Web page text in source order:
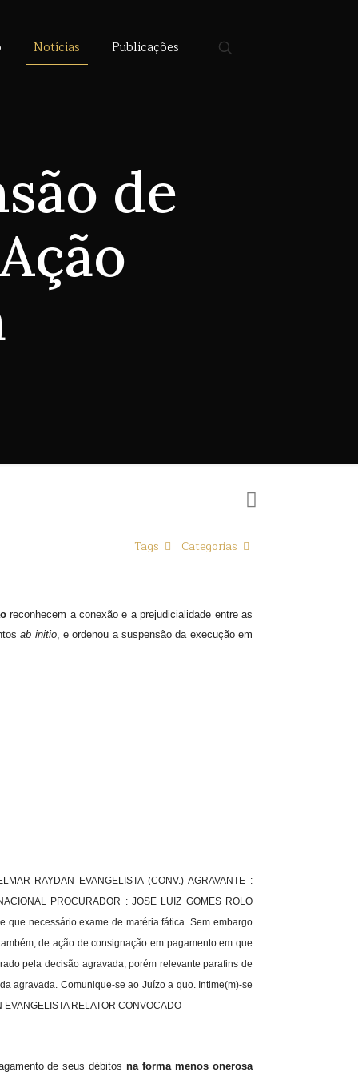
Notícias Publicações
de
Categorias
Tags
reconhecem a conexão e a prejudicialidade entre as
ab initio, e ordenou a suspensão da execução em
RAYDAN EVANGELISTA (CONV.) AGRAVANTE :
PROCURADOR : JOSE LUIZ GOMES ROLO
que necessário exame de matéria fática. Sem embargo
de ação de consignação em pagamento em que
pela decisão agravada, porém relevante parafins de
agravada. Comunique-se ao Juízo a quo. Intime(m)-se
RELATOR CONVOCADO
de seus débitosna forma menos onerosa